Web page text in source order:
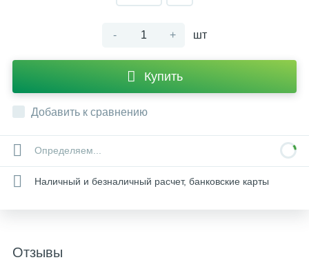
- + шт
Купить
Добавить к сравнению
Определяем...
Наличный и безналичный расчет, банковские карты
Отзывы